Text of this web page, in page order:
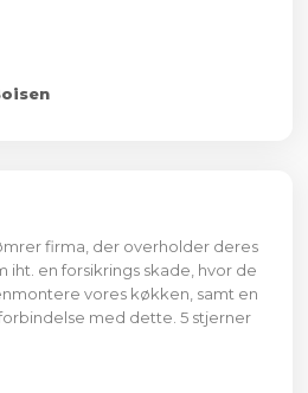
firma, der overholder deres
iht. en forsikrings skade, hvor de
vores køkken, samt en
med dette. 5 stjerner